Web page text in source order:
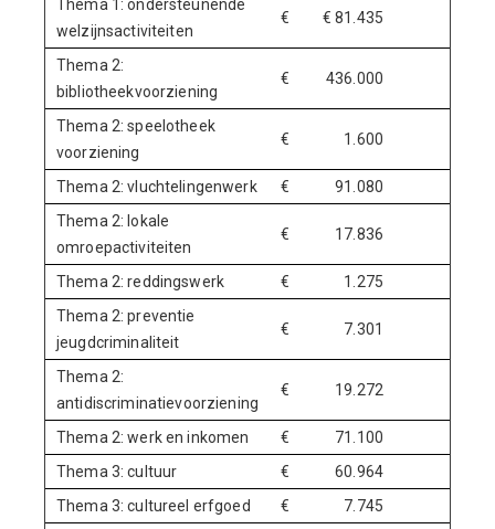
Thema 1: ondersteunende
welzijnsactiviteiten
€ € 81.435
Thema 2:
bibliotheekvoorziening
€ 436.000
Thema 2: speelotheek
voorziening
€ 1.600
Thema 2: vluchtelingenwerk € 91.080
Thema 2: lokale
omroepactiviteiten
€ 17.836
Thema 2: reddingswerk € 1.275
Thema 2: preventie
jeugdcriminaliteit
€ 7.301
Thema 2:
antidiscriminatievoorziening
€ 19.272
Thema 2: werk en inkomen € 71.100
Thema 3: cultuur
€ 60.964
Thema 3: cultureel erfgoed
€ 7.745